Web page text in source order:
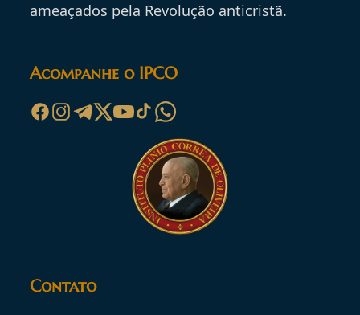
ameaçados pela Revolução anticristã.
Acompanhe o IPCO
Contato